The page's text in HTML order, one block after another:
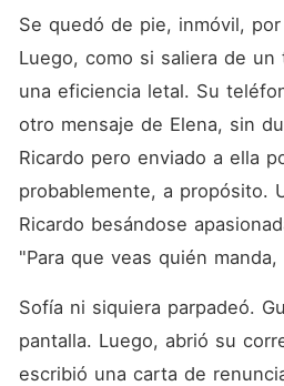
Se quedó de pie, inmóvil,
Luego, como si saliera de
una eficiencia letal. Su
otro mensaje de Elena, sin
Ricardo pero enviado a ella
probablemente, a propósito.
Ricardo besándose
"Para que veas quién manda,
Sofía ni siquiera parpadeó.
pantalla. Luego, abrió su
escribió una carta de